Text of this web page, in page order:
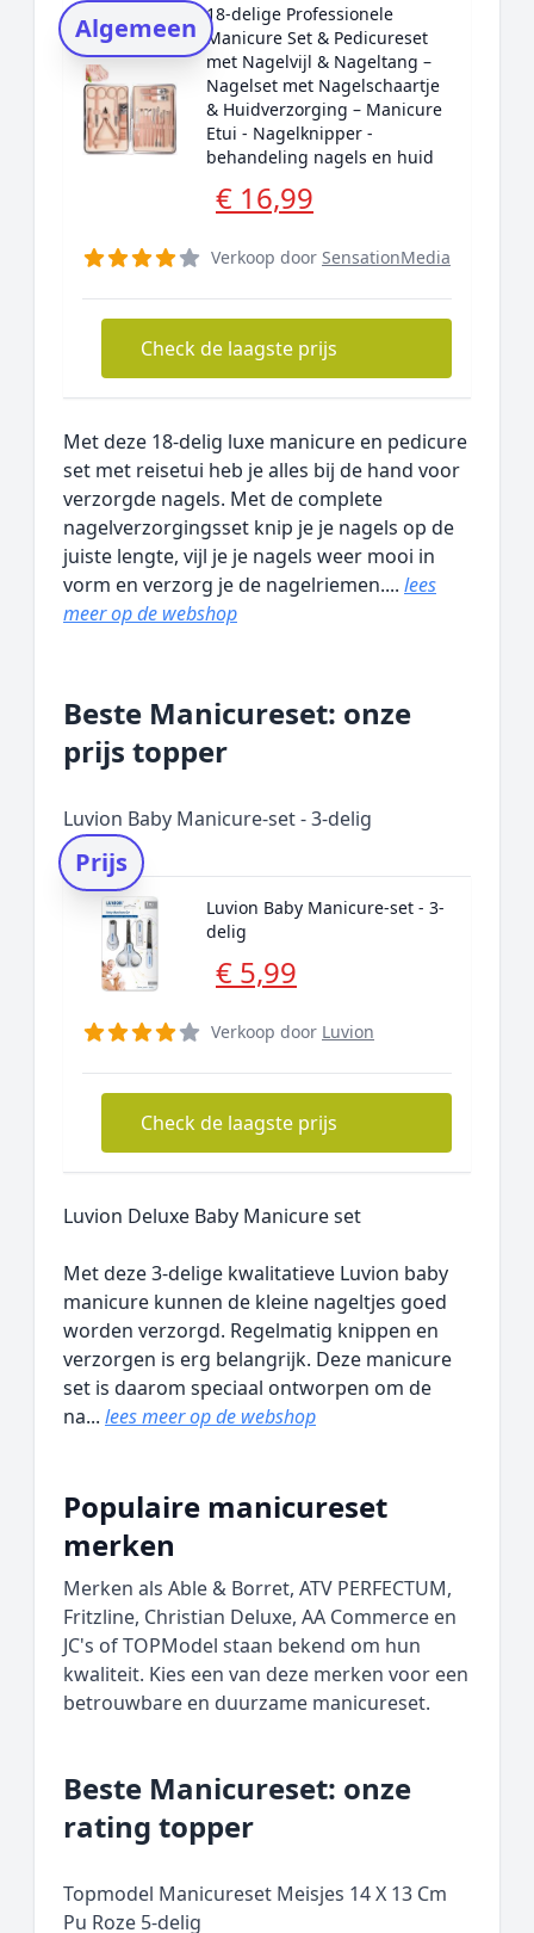
Algemeen 18-delige Professionele
Manicure Set & Pedicureset
met Nagelvijl & Nageltang –
Nagelset met Nagelschaartje
& Huidverzorging – Manicure
Etui - Nagelknipper -
behandeling nagels en huid
€ 16,99
Verkoop door SensationMedia
Check de laagste prijs
Met deze 18-delig luxe manicure en pedicure
set met reisetui heb je alles bij de hand voor
verzorgde nagels. Met de complete
nagelverzorgingsset knip je je nagels op de
juiste lengte, vijl je je nagels weer mooi in
vorm en verzorg je de nagelriemen.... lees
meer op de webshop
Beste Manicureset: onze
prijs topper
Luvion Baby Manicure-set - 3-delig
Prijs
Luvion Baby Manicure-set - 3-
delig
€ 5,99
Verkoop door Luvion
Check de laagste prijs
Luvion Deluxe Baby Manicure set
Met deze 3-delige kwalitatieve Luvion baby
manicure kunnen de kleine nageltjes goed
worden verzorgd. Regelmatig knippen en
verzorgen is erg belangrijk. Deze manicure
set is daarom speciaal ontworpen om de
na... lees meer op de webshop
Populaire manicureset
merken
Merken als Able & Borret, ATV PERFECTUM,
Fritzline, Christian Deluxe, AA Commerce en
JC's of TOPModel staan bekend om hun
kwaliteit. Kies een van deze merken voor een
betrouwbare en duurzame manicureset.
Beste Manicureset: onze
rating topper
Topmodel Manicureset Meisjes 14 X 13 Cm
Pu Roze 5-delig